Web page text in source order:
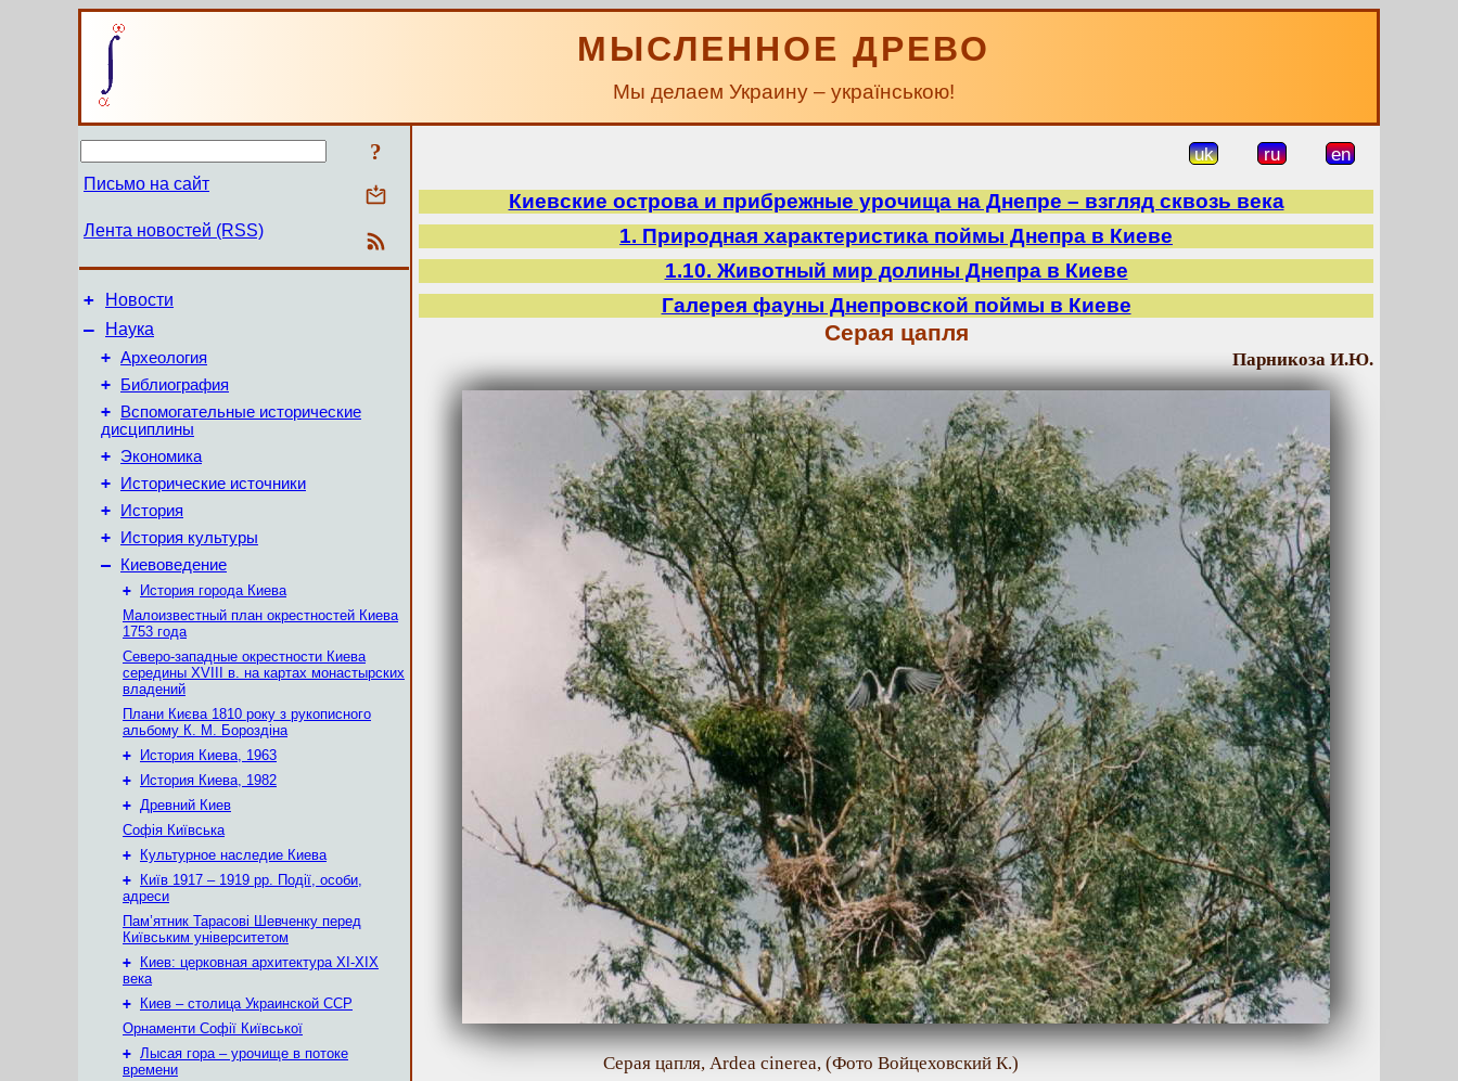
МЫСЛЕННОЕ ДРЕВО
Мы делаем Украину – українською!
?
Письмо на сайт
Лента новостей (RSS)
+ Новости
–
Наука
+ Археология
+ Библиография
+
Вспомогательные исторические
дисциплины
+ Экономика
+ Исторические источники
+ История
+ История культуры
– Киевоведение
+
История города Киева
Малоизвестный план окрестностей Киева
1753 года
Северо-западные окрестности Киева
середины XVIII в. на картах монастырских
владений
Плани Києва 1810 року з рукописного
альбому К. М. Бороздіна
+
История Киева, 1963
+
История Киева, 1982
+ Древний Киев
Софія Київська
+
Культурное наследие Киева
+
Київ 1917 – 1919 рр. Події, особи,
адреси
Пам’ятник Тарасові Шевченку перед
Київським університетом
+
Киев: церковная архитектура XI-XIX
века
+
Киев – столица Украинской ССР
Орнаменти Софії Київської
+ Лысая гора – урочище в потоке
времени
uk ru en
Киевские острова и прибрежные урочища на Днепре – взгляд сквозь века
1. Природная характеристика поймы Днепра в Киеве
1.10. Животный мир долины Днепра в Киеве
Галерея фауны Днепровской поймы в Киеве
Серая цапля
Парникоза И.Ю.
Серая цапля, Ardea cinerea, (Фото Войцеховский К.)